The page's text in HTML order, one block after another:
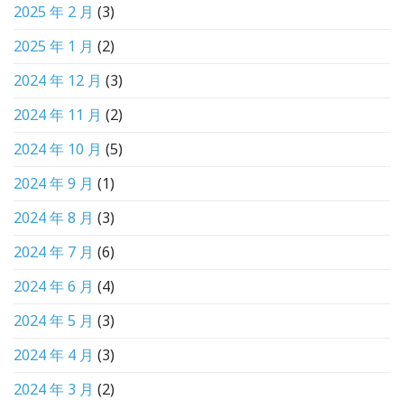
2025 年 2 月 (3)
2025 年 1 月 (2)
2024 年 12 月 (3)
2024 年 11 月 (2)
2024 年 10 月 (5)
2024 年 9 月 (1)
2024 年 8 月 (3)
2024 年 7 月 (6)
2024 年 6 月 (4)
2024 年 5 月 (3)
2024 年 4 月 (3)
2024 年 3 月 (2)